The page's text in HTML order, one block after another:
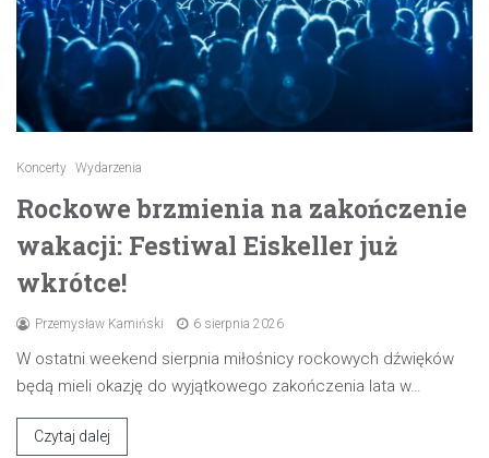
Koncerty Wydarzenia
Rockowe brzmienia na zakończenie
wakacji: Festiwal Eiskeller już
wkrótce!
Przemysław Kamiński 6 sierpnia 2026
W ostatni weekend sierpnia miłośnicy rockowych dźwięków
będą mieli okazję do wyjątkowego zakończenia lata w…
Czytaj dalej